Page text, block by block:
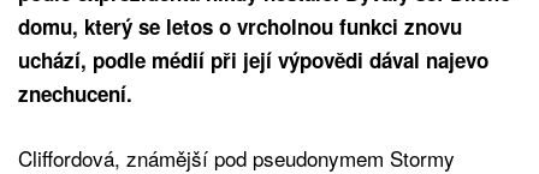
domu, který se letos o vrcholnou funkci znovu
uchází, podle médií při její výpovědi dával najevo
znechucení.
Cliffordová, známější pod pseudonymem Stormy